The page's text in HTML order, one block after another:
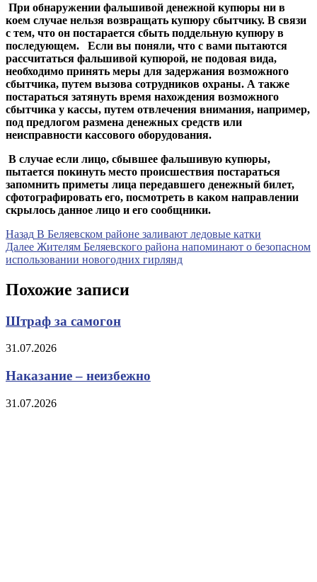
​ При обнаружении фальшивой денежной купюры ни в
коем случае нельзя возвращать купюру сбытчику. В связи
с тем, что он постарается сбыть поддельную купюру в
последующем. ​ ​ Если вы поняли, что с вами пытаются
рассчитаться фальшивой купюрой, не подовая вида,
необходимо принять меры для задержания возможного
сбытчика, путем вызова сотрудников охраны. А также
постараться затянуть время нахождения возможного
сбытчика у кассы, путем отвлечения внимания, например,
под предлогом размена денежных средств или
неисправности кассового оборудования. ​ ​ ​
В случае если лицо, сбывшее фальшивую купюры,
пытается покинуть место происшествия постараться
запомнить приметы лица передавшего денежный билет,
сфотографировать его, посмотреть в каком направлении
скрылось данное лицо и его сообщники.
Навигация
по
Назад Предыдущая
запись
В Беляевском районе заливают ледовые катки
Далее Следующая
запись
Жителям Беляевского района напоминают о безопасном
использовании новогодних гирлянд
Похожие записи
Штраф за самогон
31.07.2026
Наказание – неизбежно
31.07.2026